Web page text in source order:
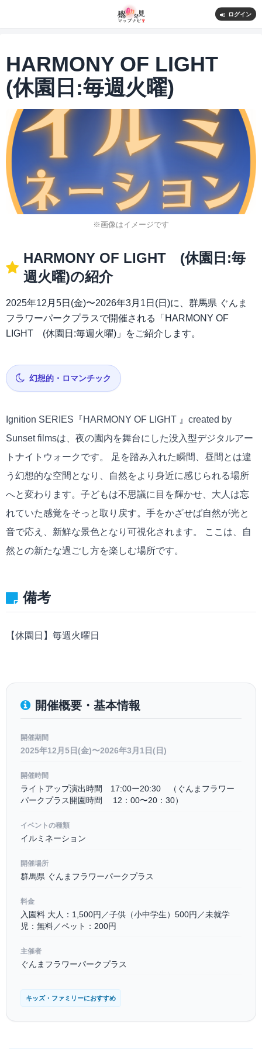
ログイン
HARMONY OF LIGHT
(休園日:毎週火曜)
※画像はイメージです
HARMONY OF LIGHT (休園日:毎
週火曜)の紹介
2025年12月5日(金)〜2026年3月1日(日)に、群馬県 ぐんま
フラワーパークプラスで開催される「HARMONY OF
LIGHT (休園日:毎週火曜)」をご紹介します。
幻想的・ロマンチック
Ignition SERIES『HARMONY OF LIGHT 』created by
Sunset filmsは、夜の園内を舞台にした没入型デジタルアー
トナイトウォークです。 足を踏み入れた瞬間、昼間とは違
う幻想的な空間となり、自然をより身近に感じられる場所
へと変わります。子どもは不思議に目を輝かせ、大人は忘
れていた感覚をそっと取り戻す。手をかざせば自然が光と
音で応え、新鮮な景色となり可視化されます。 ここは、自
然との新たな過ごし方を楽しむ場所です。
備考
【休園日】毎週火曜日
開催概要・基本情報
開催期間
2025年12月5日(金)〜2026年3月1日(日)
開催時間
ライトアップ演出時間 17:00ー20:30 （ぐんまフラワー
パークプラス開園時間 12：00〜20：30）
イベントの種類
イルミネーション
開催場所
群馬県 ぐんまフラワーパークプラス
料金
入園料 大人：1,500円／子供（小中学生）500円／未就学
児：無料／ペット：200円
主催者
ぐんまフラワーパークプラス
キッズ・ファミリーにおすすめ